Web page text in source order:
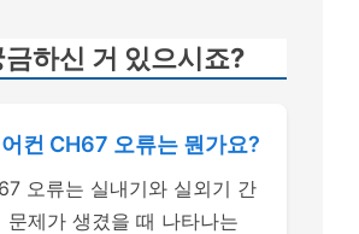
금하신 거 있으시죠?
컨 CH67 오류는 뭔가요?
오류는 실내기와 실외기 간
문제가 생겼을 때 나타나는